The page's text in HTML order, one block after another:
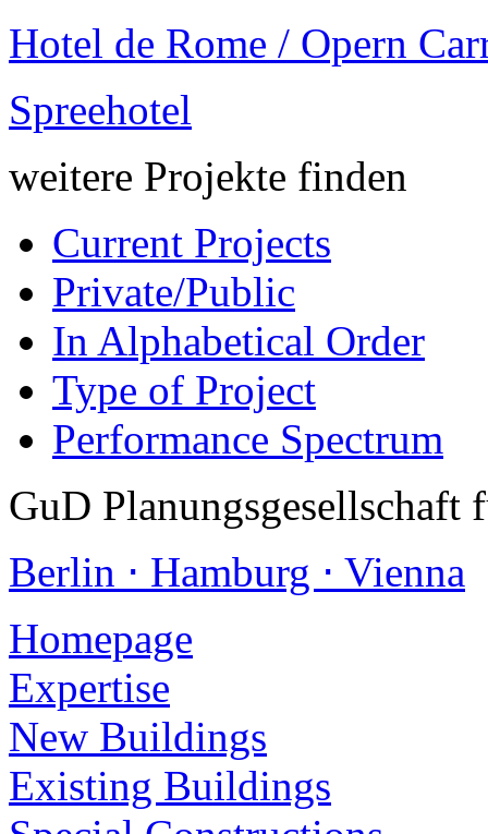
Hotel de Rome / Opern
Spreehotel
weitere Projekte finden
Current Projects
Private/Public
In Alphabetical Order
Type of Project
Performance Spectrum
GuD Planungsgesellschaft
Berlin ⋅ Hamburg ⋅ Vienna
Homepage
Expertise
New Buildings
Existing Buildings